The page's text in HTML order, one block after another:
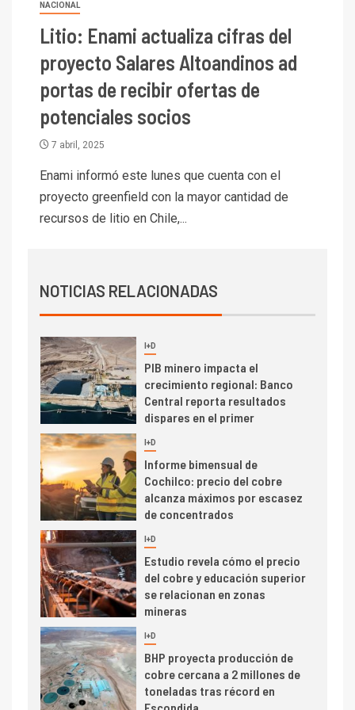
NACIONAL
Litio: Enami actualiza cifras del
proyecto Salares Altoandinos ad
portas de recibir ofertas de
potenciales socios
7 abril, 2025
Enami informó este lunes que cuenta con el
proyecto greenfield con la mayor cantidad de
recursos de litio en Chile,...
NOTICIAS RELACIONADAS
Informe bimensual de
Cochilco: precio del cobre
alcanza máximos por escasez
de concentrados
5
mineras
BHP proyecta producción de
6.670 millones y mejora sus
indicadores financieros
1 I+D
Codelco Ventanas prueba
camión 100% eléctrico para
transportar cátodos al Puerto
de San Antonio
2
I+D
Producción minera en mayo de
2026 cae 10,6%
3 I+D
PIB minero impacta el
crecimiento regional: Banco
Central reporta resultados
dispares en el primer
trimestre
4 I+D